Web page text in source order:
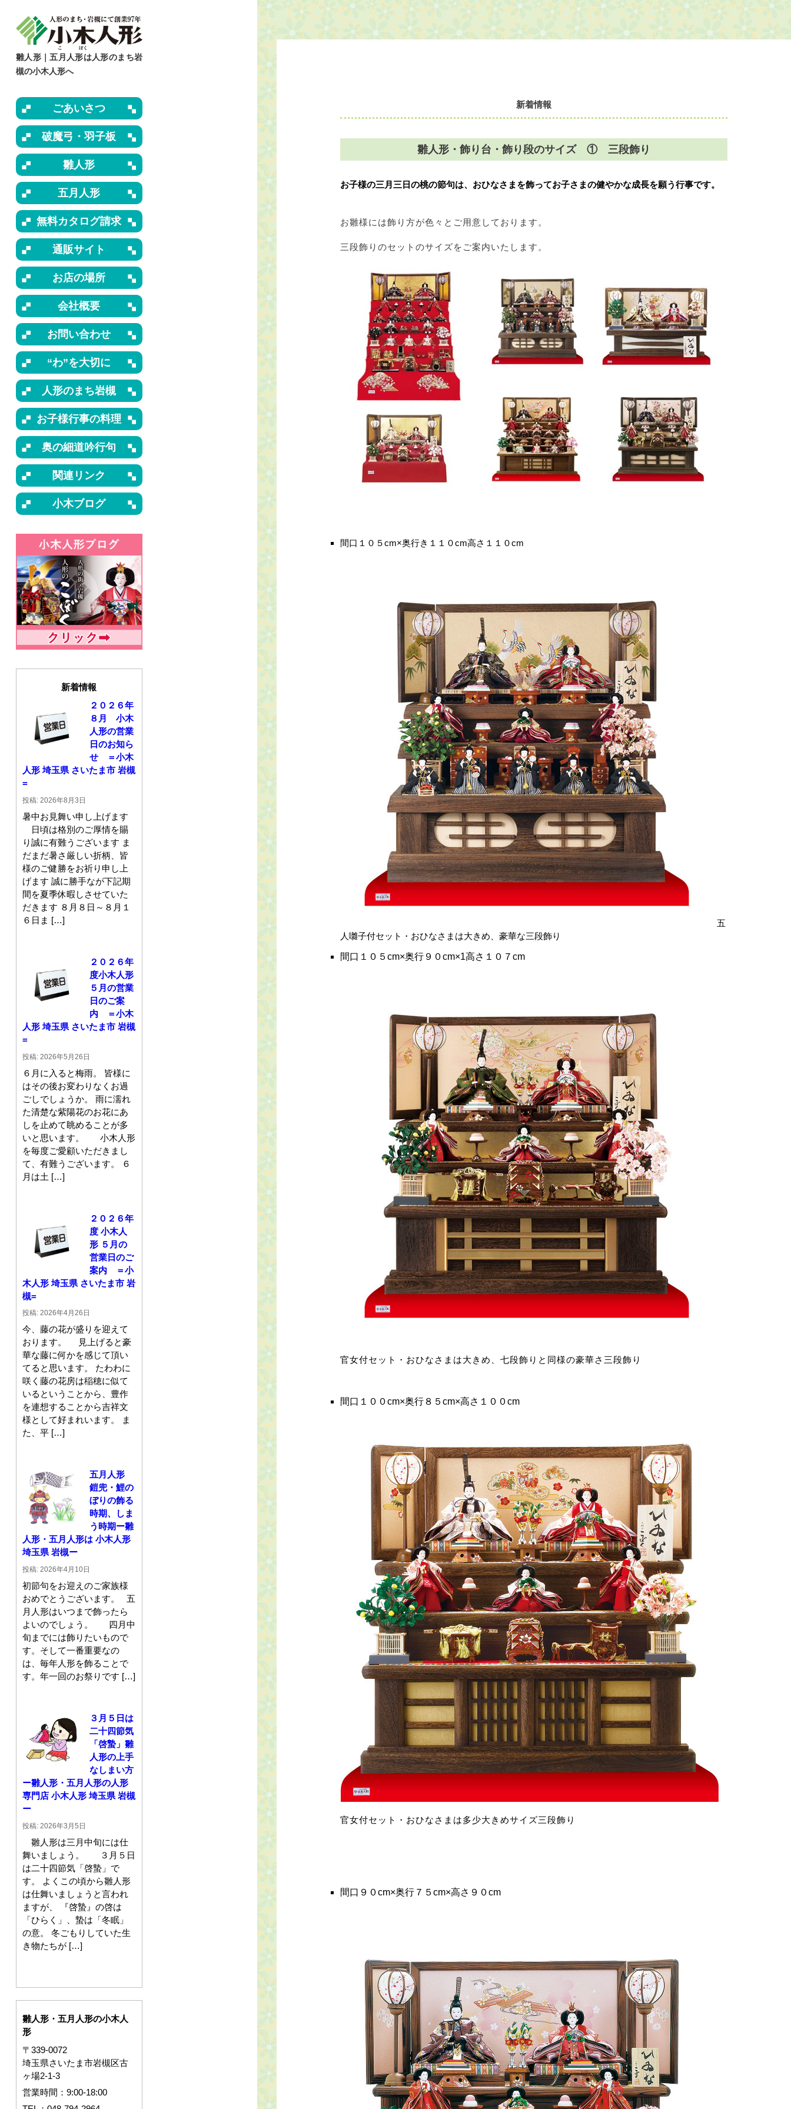
雛人形｜五月人形は人形のまち岩
槻の小木人形へ
ごあいさつ
破魔弓・羽子板
雛人形
五月人形
無料カタログ請求
通販サイト
お店の場所
会社概要
お問い合わせ
“わ”を大切に
人形のまち岩槻
お子様行事の料理
奥の細道吟行句
関連リンク
小木ブログ
新着情報
２０２６年
８月 小木
人形の営業
日のお知ら
せ ＝小木
人形 埼玉県 さいたま市 岩槻
=
投稿: 2026年8月3日
暑中お見舞い申し上げます
日頃は格別のご厚情を賜
り誠に有難うございます ま
だまだ暑さ厳しい折柄、皆
様のご健勝をお祈り申し上
げます 誠に勝手なが下記期
間を夏季休暇しさせていた
だきます ８月８日～８月１
６日ま […]
２０２６年
度小木人形
５月の営業
日のご案
内 ＝小木
人形 埼玉県 さいたま市 岩槻
=
投稿: 2026年5月26日
６月に入ると梅雨。 皆様に
はその後お変わりなくお過
ごしでしょうか。 雨に濡れ
た清楚な紫陽花のお花にあ
しを止めて眺めることが多
いと思います。 小木人形
を毎度ご愛顧いただきまし
て、有難うございます。 ６
月は土 […]
２０２６年
度 小木人
形 ５月の
営業日のご
案内 ＝小
木人形 埼玉県 さいたま市 岩
槻=
投稿: 2026年4月26日
今、藤の花が盛りを迎えて
おります。 見上げると豪
華な藤に何かを感じて頂い
てると思います。 たわわに
咲く藤の花房は稲穂に似て
いるということから、豊作
を連想することから吉祥文
様として好まれいます。 ま
た、平 […]
五月人形
鎧兜・鯉の
ぼりの飾る
時期、しま
う時期ー雛
人形・五月人形は 小木人形
埼玉県 岩槻ー
投稿: 2026年4月10日
初節句をお迎えのご家族様
おめでとうございます。 五
月人形はいつまで飾ったら
よいのでしょう。 四月中
旬までには飾りたいもので
す。そして一番重要なの
は、毎年人形を飾ることで
す。年一回のお祭りです […]
３月５日は
二十四節気
「啓蟄」雛
人形の上手
なしまい方
ー雛人形・五月人形の人形
専門店 小木人形 埼玉県 岩槻
ー
投稿: 2026年3月5日
雛人形は三月中旬には仕
舞いましょう。 ３月５日
は二十四節気「啓蟄」で
す。 よくこの頃から雛人形
は仕舞いましょうと言われ
ますが、 『啓蟄』の啓は
「ひらく」、蟄は「冬眠」
の意。 冬ごもりしていた生
き物たちが […]
雛人形・五月人形の小木人
形
〒339-0072
埼玉県さいたま市岩槻区古
ヶ場2-1-3
営業時間：9:00-18:00
新着情報
雛人形・飾り台・飾り段のサイズ ① 三段飾り
お子様の三月三日の桃の節句は、おひなさまを飾ってお子さまの健やかな成長を願う行事です。
お雛様には飾り方が色々とご用意しております。
三段飾りのセットのサイズをご案内いたします。
間口１０５cm×奥行き１１０cm高さ１１０cm
五
人囃子付セット・おひなさまは大きめ、豪華な三段飾り
間口１０５cm×奥行９０cm×1高さ１０７cm
官女付セット・おひなさまは大きめ、七段飾りと同様の豪華さ三段飾り
間口１００cm×奥行８５cm×高さ１００cm
官女付セット・おひなさまは多少大きめサイズ三段飾り
間口９０cm×奥行７５cm×高さ９０cm